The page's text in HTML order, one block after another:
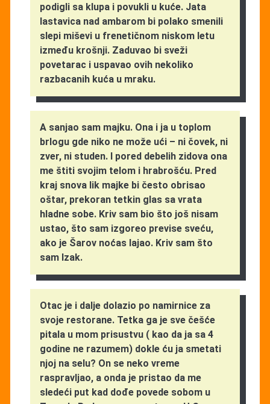
podigli sa klupa i povukli u kuće. Jata
lastavica nad ambarom bi polako smenili
slepi miševi u frenetičnom niskom letu
između krošnji. Zaduvao bi sveži
povetarac i uspavao ovih nekoliko
razbacanih kuća u mraku.
A sanjao sam majku. Ona i ja u toplom
brlogu gde niko ne može ući – ni čovek, ni
zver, ni studen. I pored debelih zidova ona
me štiti svojim telom i hrabrošću. Pred
kraj snova lik majke bi često obrisao
oštar, prekoran tetkin glas sa vrata
hladne sobe. Kriv sam bio što još nisam
ustao, što sam izgoreo previse sveću,
ako je Šarov noćas lajao. Kriv sam što
sam Izak.
Otac je i dalje dolazio po namirnice za
svoje restorane. Tetka ga je sve češće
pitala u mom prisustvu ( kao da ja sa 4
godine ne razumem) dokle ću ja smetati
njoj na selu? On se neko vreme
raspravljao, a onda je pristao da me
sledeći put kad dođe povede sobom u